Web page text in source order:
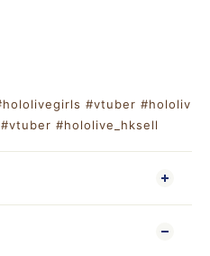
#vtuber #hololiv
#vtuber #hololive_hksell